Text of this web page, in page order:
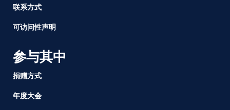
联系方式
可访问性声明
参与其中
捐赠方式
年度大会